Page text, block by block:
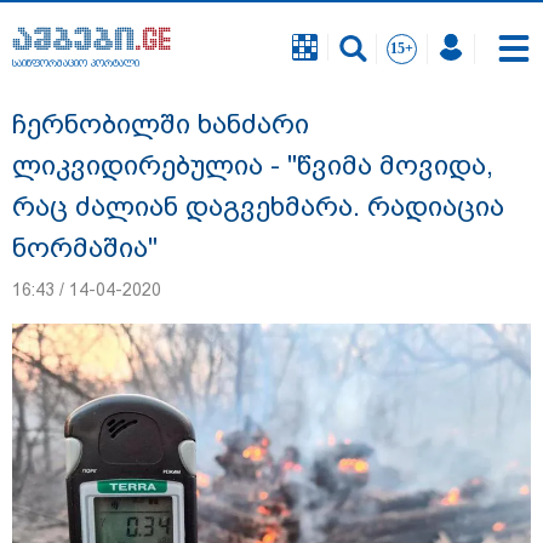
საინფორმაციო პორტალი
"ნატა ვიბლიანის საქმეზე საზოგადოება
უახლოეს დღეებში გაიგებს სიახლეს,
დაიდება პირველი მნიშვნელოვანი
შედეგი და ოფიციალურად ცნობენ
საინფორმაციო პორტალი
ჩერნობილში ხანძარი
ლიკვიდირებულია - "წვიმა მოვიდა,
რაც ძალიან დაგვეხმარა. რადიაცია
ნორმაშია"
16:43 / 14-04-2020